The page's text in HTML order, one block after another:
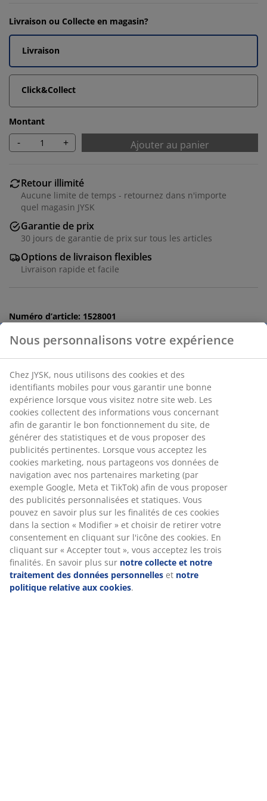
Livraison ou Collecte en magasin?
Livraison
Click&Collect
Montant
- + Ajouter au panier
Retour illimité
Aucune limite de temps - retournez dans n'importe
quel magasin JYSK
Garantie de prix
30 jours de garantie de prix sur tous les articles
Options de livraison flexibles
Livraison rapide et facile
Numéro d’article: 1528001
Spécifications
Avis
(7)
Livraison
Nous personnalisons votre expérience
Chez JYSK, nous utilisons des cookies et des
identifiants mobiles pour vous garantir une bonne
expérience lorsque vous visitez notre site web. Les
cookies collectent des informations vous concernant
afin de garantir le bon fonctionnement du site, de
générer des statistiques et de vous proposer des
publicités pertinentes. Lorsque vous acceptez les
cookies marketing, nous partageons vos données de
navigation avec nos partenaires marketing (par
exemple Google, Meta et TikTok) afin de vous proposer
des publicités personnalisées et statiques. Vous
pouvez en savoir plus sur les finalités de ces cookies
dans la section « Modifier » et choisir de retirer votre
consentement en cliquant sur l'icône des cookies. En
cliquant sur « Accepter tout », vous acceptez les trois
finalités. En savoir plus sur notre collecte et notre
traitement des données personnelles et notre
politique relative aux cookies.